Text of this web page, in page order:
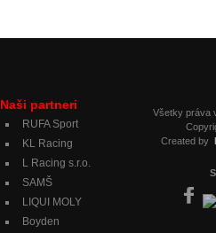
Všetky práva
Created by
Naši partneri
RUFA Sport
KL Racing
L Racing s.r.o.
SAMŠ
LIQUI MOLY
Boyden